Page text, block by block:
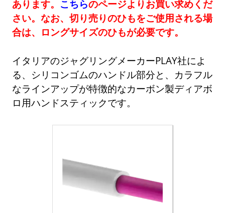
あります。 こちらのページよりお買い求めくだ
さい。なお、切り売りのひもをご使用される場
合は、ロングサイズのひもが必要です。
イタリアのジャグリングメーカーPLAY社によ
る、シリコンゴムのハンドル部分と、カラフル
なラインアップが特徴的なカーボン製ディアボ
ロ用ハンドスティックです。